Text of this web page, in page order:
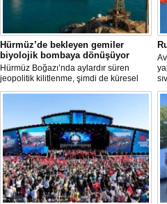
Hürmüz’de bekleyen gemiler
biyolojik bombaya dönüşüyor
Hürmüz Boğazı’nda aylardır süren
jeopolitik kilitlenme, şimdi de küresel
ölçekte bir çevre felaketinin kapısını
hareketsiz bekleyen binden fazla gemi,
istilacı deniz canlıları için devasa bir
üreme merkezine dönüşmüş durumda.